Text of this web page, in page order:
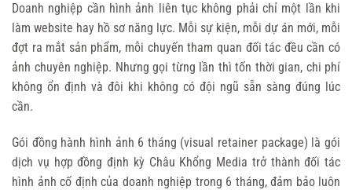
Doanh nghiệp cần hình ảnh liên tục không phải chỉ một lần khi
làm website hay hồ sơ năng lực. Mỗi sự kiện, mỗi dự án mới, mỗi
đợt ra mắt sản phẩm, mỗi chuyến tham quan đối tác đều cần có
ảnh chuyên nghiệp. Nhưng gọi từng lần thì tốn thời gian, chi phí
không ổn định và đôi khi không có đội ngũ sẵn sàng đúng lúc
cần.
Gói đồng hành hình ảnh 6 tháng (visual retainer package) là gói
dịch vụ hợp đồng định kỳ Châu Khổng Media trở thành đối tác
hình ảnh cố định của doanh nghiệp trong 6 tháng, đảm bảo luôn